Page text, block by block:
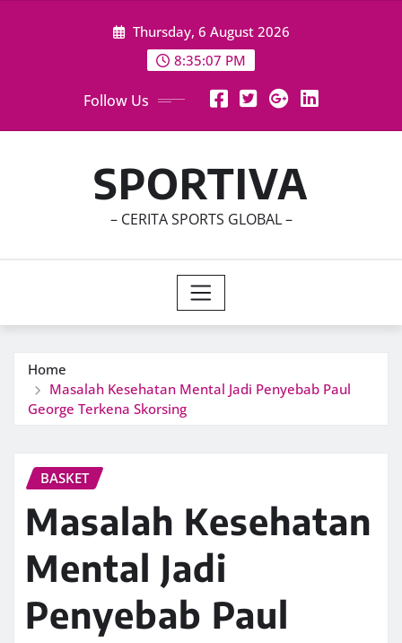
Thursday, 6 August 2026
8:35:09 PM
Follow Us
SPORTIVA
– CERITA SPORTS GLOBAL –
Home
Masalah Kesehatan Mental Jadi Penyebab Paul
George Terkena Skorsing
BASKET
Masalah Kesehatan
Mental Jadi
Penyebab Paul